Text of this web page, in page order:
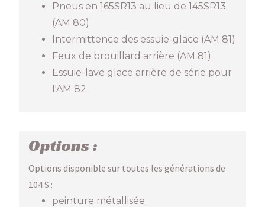
Pneus en 165SR13 au lieu de 145SR13
(AM 80)
Intermittence des essuie-glace (AM 81)
Feux de brouillard arrière (AM 81)
Essuie-lave glace arrière de série pour
l'AM 82
Options :
Options disponible sur toutes les générations de
104 S :
peinture métallisée